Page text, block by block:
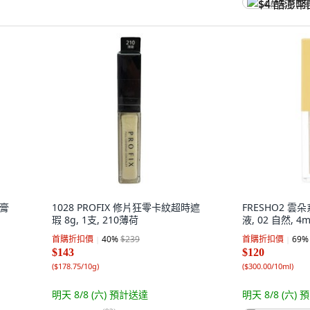
$4 酷澎幣回
1028 PROFIX 修片狂零卡紋超時遮
瑕 8g, 1支, 210薄荷
首購折扣價 40%$239
$143
($178.75/10g)
明天 8/8 (六) 預計送達
FRESHO2 雲
液, 02 自然,
首購折扣價 69%
$120
($300.00/10ml)
明天 8/8 (六)